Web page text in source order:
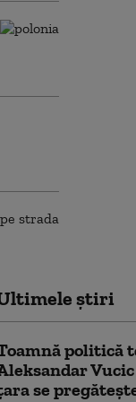
știri
politică
se